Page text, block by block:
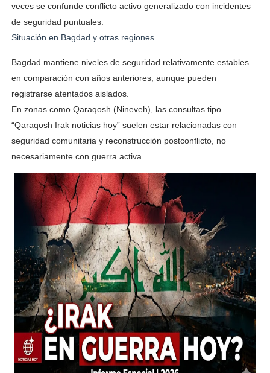
veces se confunde conflicto activo generalizado con incidentes
de seguridad puntuales.
Situación en Bagdad y otras regiones
Bagdad mantiene niveles de seguridad relativamente estables
en comparación con años anteriores, aunque pueden
registrarse atentados aislados.
En zonas como Qaraqosh (Nineveh), las consultas tipo
“Qaraqosh Irak noticias hoy” suelen estar relacionadas con
seguridad comunitaria y reconstrucción postconflicto, no
necesariamente con guerra activa.